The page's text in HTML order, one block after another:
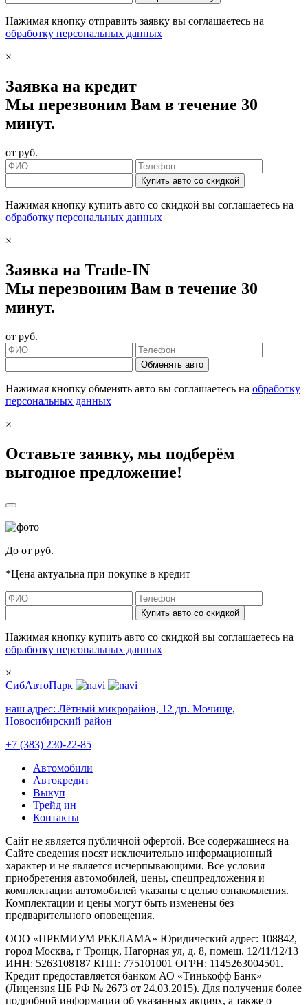
Нажимая кнопку отправить заявку вы соглашаетесь на
обработку персональных данных
×
Заявка на кредит
Мы перезвоним Вам в течение 30
минут.
от руб.
Купить авто со скидкой
Нажимая кнопку купить авто со скидкой вы соглашаетесь на
обработку персональных данных
×
Заявка на Trade-IN
Мы перезвоним Вам в течение 30
минут.
от руб.
Обменять авто
Нажимая кнопку обменять авто вы соглашаетесь на обработку
персональных данных
×
Оставьте заявку, мы подберём
выгодное предложение!
До от руб.
*Цена актуальна при покупке в кредит
Купить авто со скидкой
Нажимая кнопку купить авто со скидкой вы соглашаетесь на
обработку персональных данных
×
СибАвтоПарк
наш адрес: Лётный микрорайон, 12 дп. Мочище,
Новосибирский район
+7 (383) 230-22-85
Автомобили
Автокредит
Выкуп
Трейд ин
Контакты
Cайт не является публичной офертой. Все содержащиеся на
Сайте сведения носят исключительно информационный
характер и не является исчерпывающими. Все условия
приобретения автомобилей, цены, спецпредложения и
комплектации автомобилей указаны с целью ознакомления.
Комплектации и цены могут быть изменены без
предварительного оповещения.
ООО «ПРЕМИУМ РЕКЛАМА» Юридический адрес: 108842,
город Москва, г Троицк, Нагорная ул, д. 8, помещ. 12/11/12/13
ИНН: 5263108187 КПП: 775101001 ОГРН: 1145263004501.
Кредит предоставляется банком АО «Тинькофф Банк»
(Лицензия ЦБ РФ № 2673 от 24.03.2015). Для получения более
подробной информации об указанных акциях, а также о